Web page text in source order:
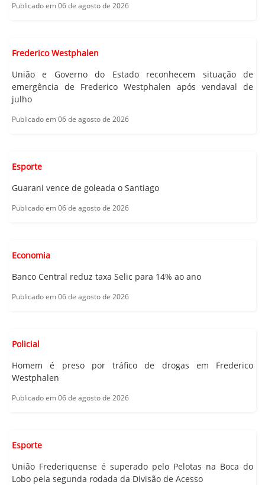
Publicado em 06 de agosto de 2026
Frederico Westphalen
União e Governo do Estado reconhecem situação de
emergência de Frederico Westphalen após vendaval de
julho
Publicado em 06 de agosto de 2026
Esporte
Guarani vence de goleada o Santiago
Publicado em 06 de agosto de 2026
Economia
Banco Central reduz taxa Selic para 14% ao ano
Publicado em 06 de agosto de 2026
Policial
Homem é preso por tráfico de drogas em Frederico
Westphalen
Publicado em 06 de agosto de 2026
Esporte
União Frederiquense é superado pelo Pelotas na Boca do
Lobo pela segunda rodada da Divisão de Acesso